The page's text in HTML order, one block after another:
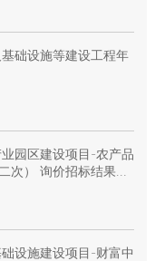
础设施等建设工程年
园区建设项目-农产品
次） 询价招标结果的
设施建设项目-财富中